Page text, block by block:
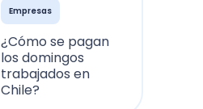
Empresas
¿Cómo se pagan
los domingos
trabajados en
Chile?